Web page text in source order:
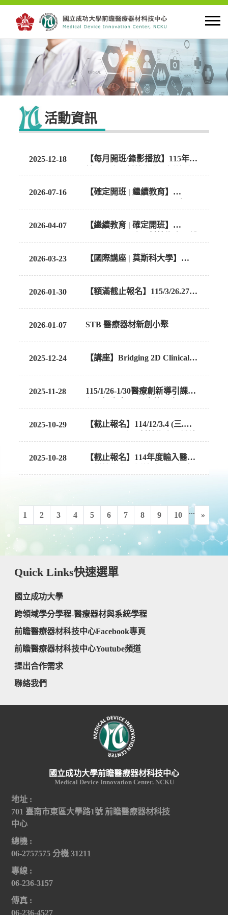
首頁
關於中心
創新研究
人才培育
產學合作
國際交流
求才資訊
聯絡我們
語系
活動資訊
2025-12-18
【每月開班/錄影播放】115年度
2026-07-16
【確定開班 | 繼續教育】
(台南+線上)
2026-04-07
【繼續教育 | 確定開班】
2026-03-23
【國際講座 | 莫斯科大學】
2026-01-30
【額滿截止報名】115/3/26.27
2026-01-07
STB 醫療器材新創小聚
2025-12-24
【講座】Bridging 2D Clinical
Prof. Yuichi Yoshii
2025-11-28
115/1/26-1/30醫療創新導引課
2025-10-29
【截止報名】114/12/3.4 (三.
2025-10-28
【截止報名】114年度輸入醫療
1 2 3 4 5 6 7 8 9 10 ... »
Quick Links快速選單
國立成功大學
跨領域學分學程-醫療器材與系統學程
前瞻醫療器材科技中心Facebook專頁
前瞻醫療器材科技中心Youtube頻道
提出合作需求
聯絡我們
國立成功大學前瞻醫療器材科技中心
Medical Device Innovation Center. NCKU
地址 :
701 臺南市東區大學路1號 前瞻醫療器材科技
中心
總機 :
06-2757575 分機 31211
專線 :
06-236-3157
傳真 :
06-236-4527